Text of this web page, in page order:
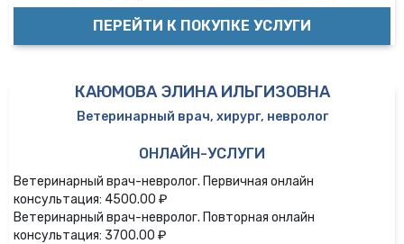
ПЕРЕЙТИ К ПОКУПКЕ УСЛУГИ
КАЮМОВА ЭЛИНА ИЛЬГИЗОВНА
Ветеринарный врач, хирург, невролог
ОНЛАЙН-УСЛУГИ
Ветеринарный врач-невролог. Первичная онлайн
консультация: 4500.00 ₽
Ветеринарный врач-невролог. Повторная онлайн
консультация: 3700.00 ₽